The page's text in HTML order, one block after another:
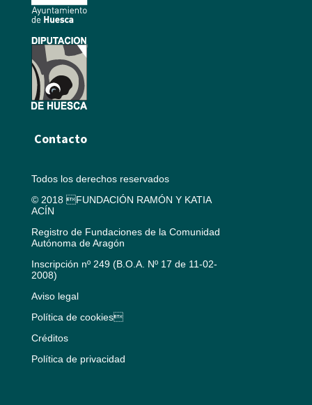
Contacto
Todos los derechos reservados
© 2018 FUNDACIÓN RAMÓN Y KATIA
ACÍN
Registro de Fundaciones de la Comunidad
Autónoma de Aragón
Inscripción nº 249 (B.O.A. Nº 17 de 11-02-
2008)
Aviso legal
Política de cookies
Créditos
Política de privacidad